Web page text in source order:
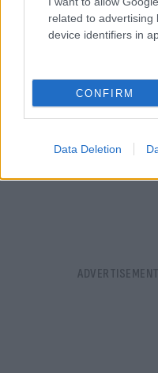
related to advertising
device identifiers in
CONFIRM
Data Deletion
Βουλγαρία
Μεγάλου